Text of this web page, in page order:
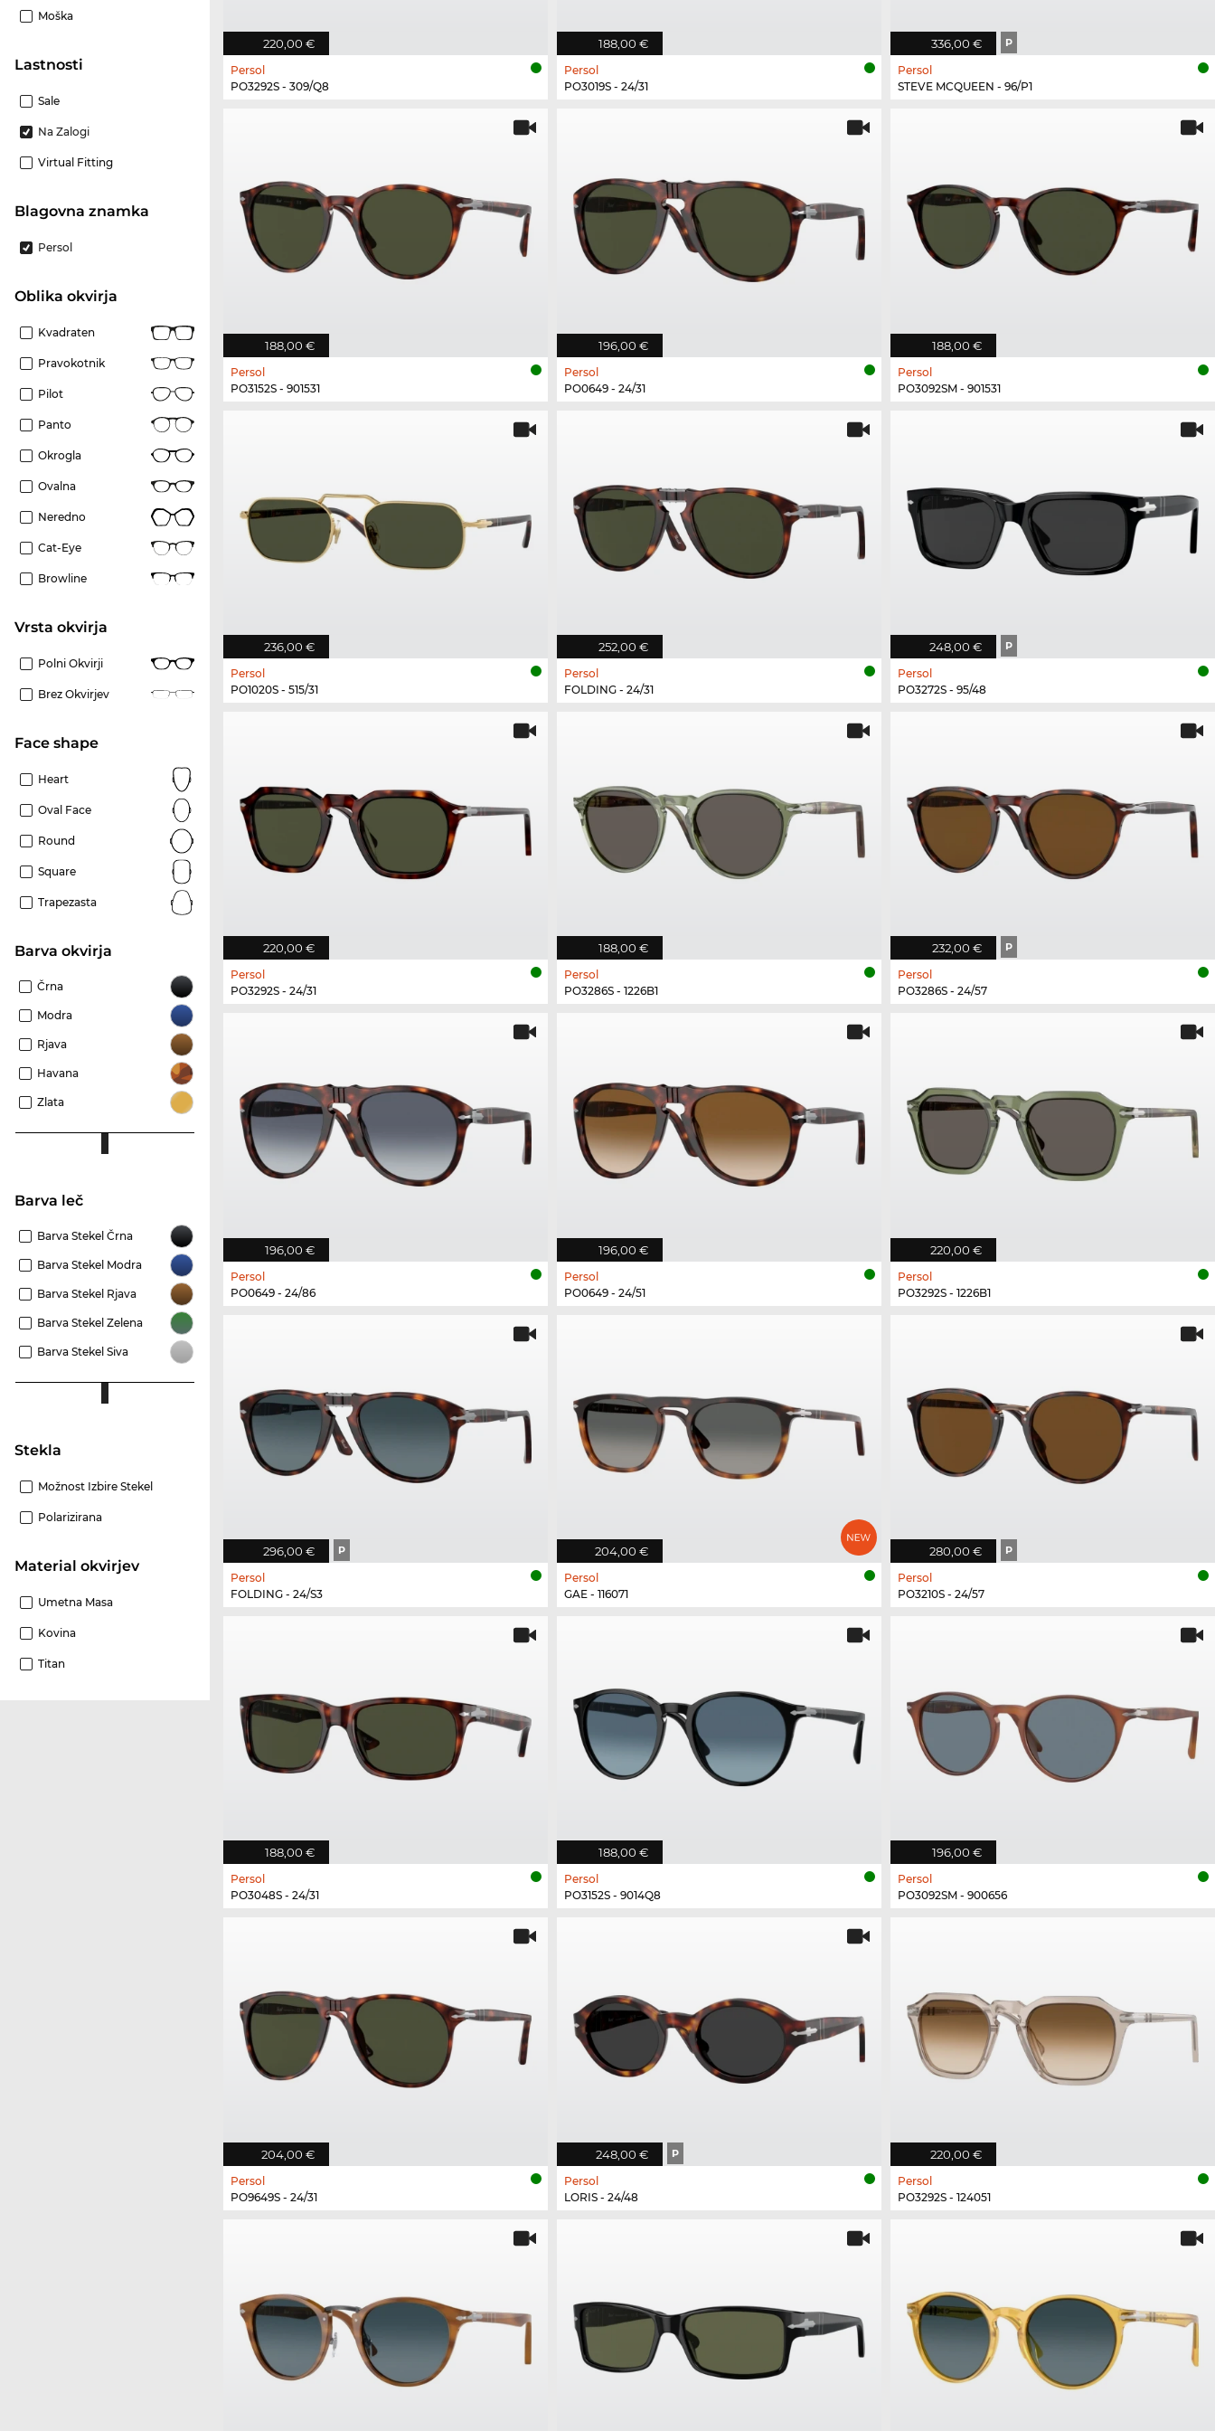
Moška
Lastnosti
Sale
Na Zalogi
Virtual Fitting
Blagovna znamka
Persol
Oblika okvirja
Kvadraten
Pravokotnik
Pilot
Panto
Okrogla
Ovalna
Neredno
Cat-Eye
Browline
Vrsta okvirja
Polni Okvirji
Brez Okvirjev
Face shape
Heart
Oval Face
Round
Square
Trapezasta
Barva okvirja
Črna
Modra
Rjava
Havana
Zlata
Barva leč
Barva Stekel Črna
Barva Stekel Modra
Barva Stekel Rjava
Barva Stekel Zelena
Barva Stekel Siva
Stekla
Možnost Izbire Stekel
Polarizirana
Material okvirjev
Umetna Masa
Kovina
Titan
220,00 €
Persol
PO3292S - 309/Q8
188,00 €
Persol
PO3019S - 24/31
336,00 € P
Persol
STEVE MCQUEEN - 96/P1
188,00 €
Persol
PO3152S - 901531
196,00 €
Persol
PO0649 - 24/31
188,00 €
Persol
PO3092SM - 901531
236,00 €
Persol
PO1020S - 515/31
252,00 €
Persol
FOLDING - 24/31
248,00 € P
Persol
PO3272S - 95/48
220,00 €
Persol
PO3292S - 24/31
188,00 €
Persol
PO3286S - 1226B1
232,00 € P
Persol
PO3286S - 24/57
196,00 €
Persol
PO0649 - 24/86
196,00 €
Persol
PO0649 - 24/51
220,00 €
Persol
PO3292S - 1226B1
296,00 € P
Persol
FOLDING - 24/S3
204,00 €
Persol
GAE - 116071
280,00 € P
Persol
PO3210S - 24/57
188,00 €
Persol
PO3048S - 24/31
188,00 €
Persol
PO3152S - 9014Q8
196,00 €
Persol
PO3092SM - 900656
204,00 €
Persol
PO9649S - 24/31
248,00 € P
Persol
LORIS - 24/48
220,00 €
Persol
PO3292S - 124051